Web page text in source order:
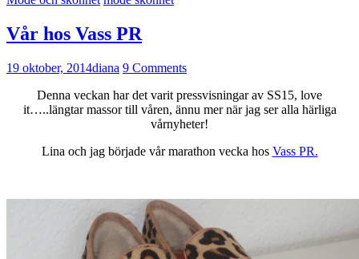
Vår hos Vass PR
19 oktober, 2014diana 9 Comments
Denna veckan har det varit pressvisningar av SS15, love
it…..längtar massor till våren, ännu mer när jag ser alla härliga
vårnyheter!
Lina och jag började vår marathon vecka hos Vass PR.